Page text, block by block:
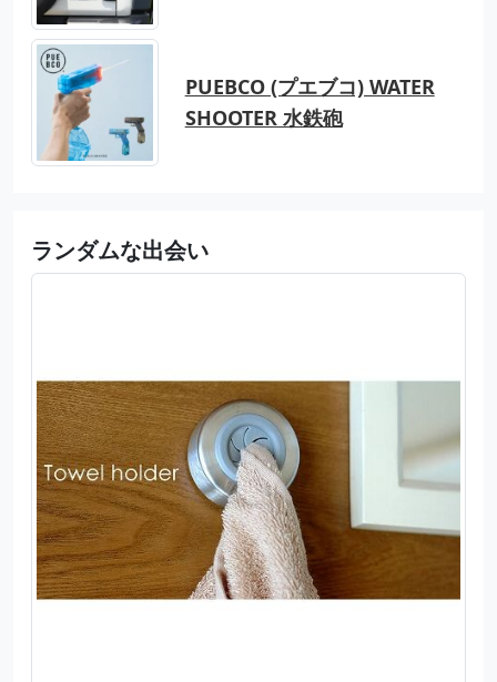
PUEBCO (プエブコ) WATER
SHOOTER 水鉄砲
ランダムな出会い